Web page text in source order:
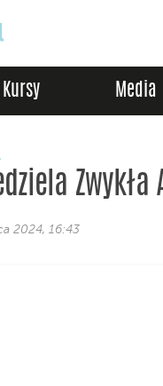
Kursy Media
Zwykła
2024, 16:43